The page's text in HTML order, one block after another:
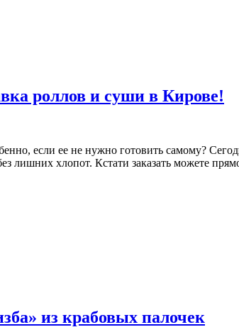
роллов и суши в Кирове!
если ее не нужно готовить самому?
лишних хлопот. Кстати заказать можете
из крабовых палочек